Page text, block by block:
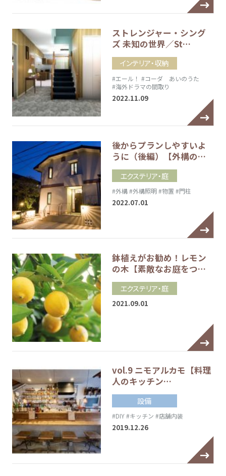
ストレンジャー・シング
ズ 未知の世界／St…
インテリア・収納
#エール！ #コーダ あいのうた
#海外ドラマの間取り
2022.11.09
後からプランしやすいよ
うに（後編）【外構の…
エクステリア・庭
#外構#外構照明 #物置 #門柱
2022.07.01
鉢植えがお勧め！レモン
の木【素敵なお庭をつ…
エクステリア・庭
2021.09.01
vol.9 ニモアルカモ【料理
人のキッチン…
設備
#DIY#キッチン #店舗内装
2019.12.26